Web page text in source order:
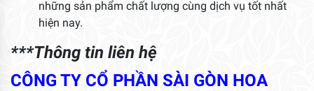
những sản phẩm chất lượng cùng dịch vụ tốt nhất
hiện nay.
***Thông tin liên hệ
CÔNG TY CỔ PHẦN SÀI GÒN HOA